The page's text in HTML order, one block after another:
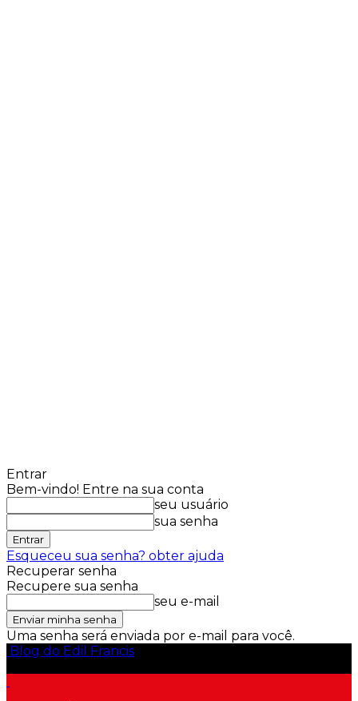
Entrar
Bem-vindo! Entre na sua conta
seu usuário
sua senha
Esqueceu sua senha? obter ajuda
Recuperar senha
Recupere sua senha
seu e-mail
Uma senha será enviada por e-mail para você.
Blog do Edil Francis